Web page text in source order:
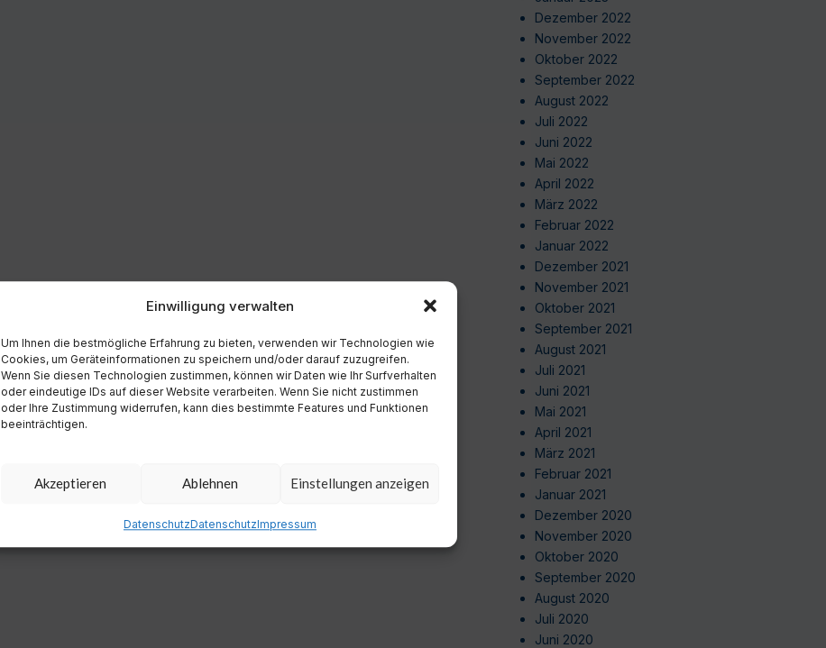
Einwilligung verwalten
Um Ihnen die bestmögliche Erfahrung zu bieten, verwenden wir Technologien wie
Cookies, um Geräteinformationen zu speichern und/oder darauf zuzugreifen.
Wenn Sie diesen Technologien zustimmen, können wir Daten wie Ihr Surfverhalten
oder eindeutige IDs auf dieser Website verarbeiten. Wenn Sie nicht zustimmen
oder Ihre Zustimmung widerrufen, kann dies bestimmte Features und Funktionen
beeinträchtigen.
Akzeptieren Ablehnen Einstellungen anzeigen
DatenschutzDatenschutzImpressum
Dezember 2022
November 2022
Oktober 2022
September 2022
August 2022
Juli 2022
Juni 2022
Mai 2022
April 2022
März 2022
Februar 2022
Januar 2022
Dezember 2021
November 2021
Oktober 2021
September 2021
August 2021
Juli 2021
Juni 2021
Mai 2021
April 2021
März 2021
Februar 2021
Januar 2021
Dezember 2020
November 2020
Oktober 2020
September 2020
August 2020
Juli 2020
Juni 2020